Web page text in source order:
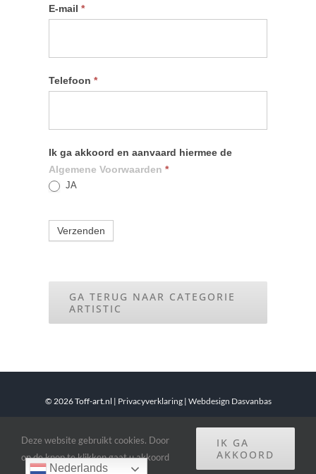
E-mail *
Telefoon *
Ik ga akkoord en aanvaard hiermee de
Algemene Voorwaarden *
JA
Verzenden
GA TERUG NAAR CATEGORIE
ARTISTIC
© 2026 Toff-art.nl | Privacyverklaring| Webdesign Dasvanbas
FacebookInstagram LinkedIn
Nederlands
Deze website gebruikt cookies. Door
op de knop te klikken gaat u akkoord
IK GA
AKKOORD